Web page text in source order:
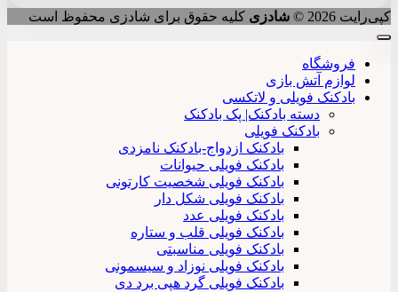
کپی‌رایت 2026 © شادزی کلیه حقوق برای شادزی محفوظ است
فروشگاه
لوازم آتش بازی
بادکنک فویلی و لاتکسی
دسته بادکنک| پک بادکنک
بادکنک فویلی
بادکنک ازدواج-بادکنک نامزدی
بادکنک فویلی حیوانات
بادکنک فویلی شخصیت کارتونی
بادکنک فویلی شکل دار
بادکنک فویلی عدد
بادکنک فویلی قلب و ستاره
بادکنک فویلی مناسبتی
بادکنک فویلی نوزاد و سیسمونی
بادکنک فویلی گرد هپی برد دی